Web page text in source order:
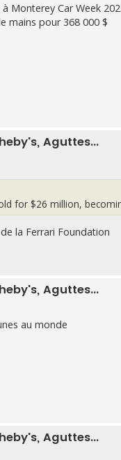
Monterey Car Week
mains pour 368 000 $
Aguttes...
for $26 million,
la Ferrari Foundation
Aguttes...
au monde
Aguttes...